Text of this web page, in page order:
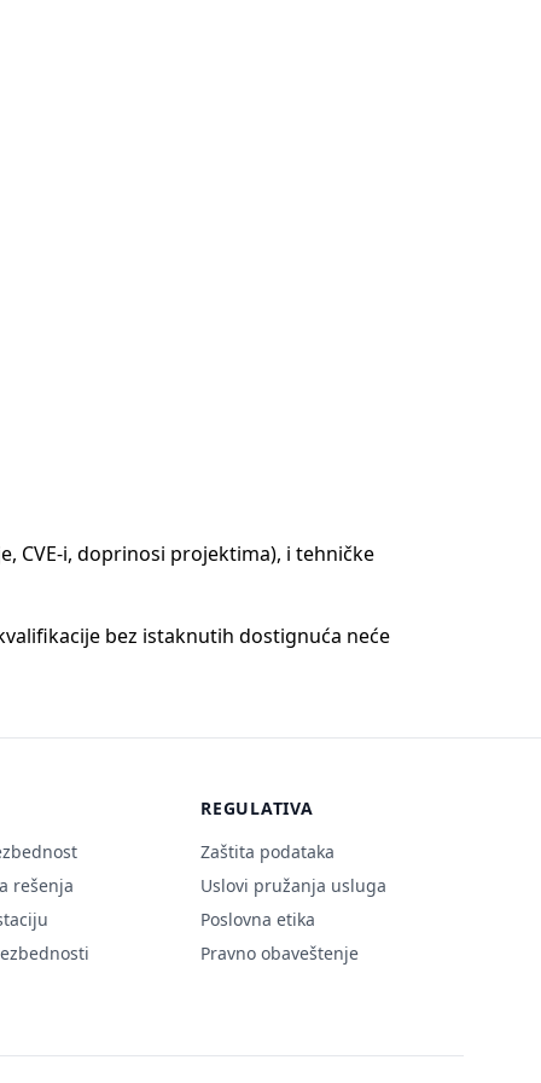
CVE-i, doprinosi projektima), i tehničke
bez istaknutih dostignuća neće
rešenja
REGULATIVA
Zaštita podataka
Uslovi pružanja usluga
Poslovna etika
Pravno obaveštenje